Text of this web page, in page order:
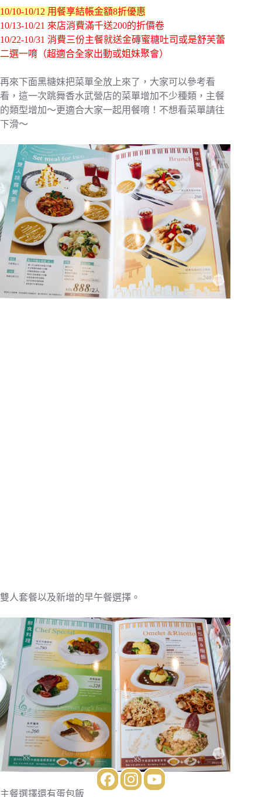
10/10-10/12 用餐享結帳金額8折優惠
10/13-10/21 來店消費滿千送200的折價卷
10/22-10/31 消費三份主餐就送金磚蜜糖吐司或是舒芙蕾
二選一唷（超適合全家出動或姐妹聚會）
再來下面黑糖妹把菜單全放上來了，大家可以參考看
看，這一次跳舞香水武營店的菜單增加不少種類，主餐
的類型增加～更適合大家一起用餐唷！不想看菜單請往
下滑～
雙人套餐以及新增的早午餐選擇。
主餐選擇還有蛋包飯